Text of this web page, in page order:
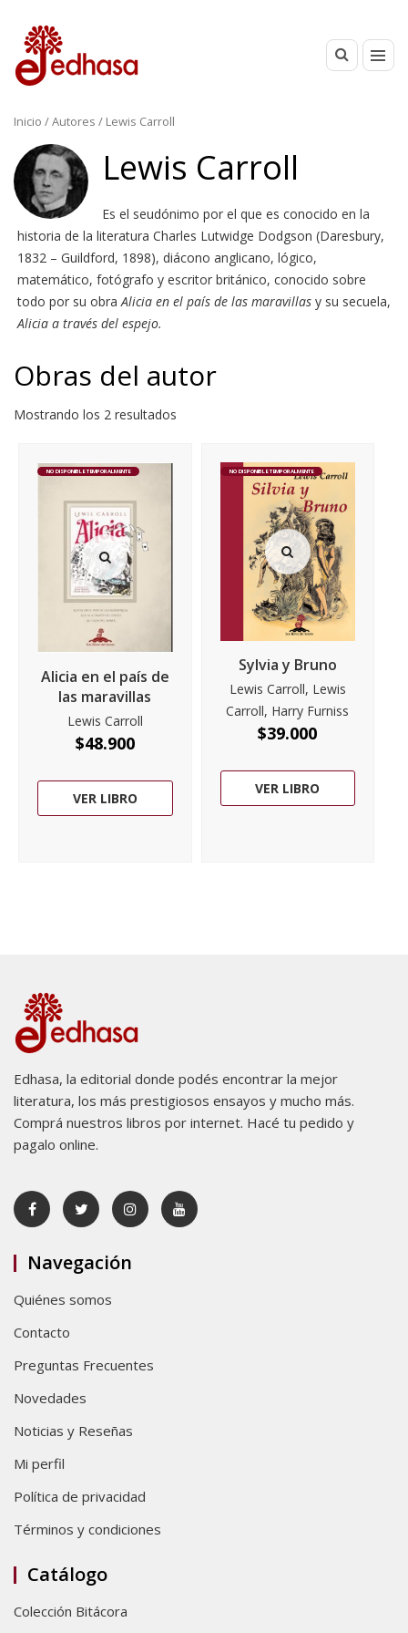
Inicio / Autores / Lewis Carroll
Lewis Carroll
Es el seudónimo por el que es conocido en la
historia de la literatura Charles Lutwidge Dodgson (Daresbury,
1832 – Guildford, 1898), diácono anglicano, lógico,
matemático, fotógrafo y escritor británico, conocido sobre
todo por su obraAlicia en el país de las maravillas y su secuela,
Alicia a través del espejo.
Obras del autor
Mostrando los 2 resultados
NO DISPONIBLE TEMPORALMENTE
Alicia en el país de
las maravillas
Lewis Carroll
$48.900
VER LIBRO
NO DISPONIBLE TEMPORALMENTE
Sylvia y Bruno
Lewis Carroll, Lewis
Carroll, Harry Furniss
$39.000
VER LIBRO
Edhasa, la editorial donde podés encontrar la mejor
literatura, los más prestigiosos ensayos y mucho más.
Comprá nuestros libros por internet. Hacé tu pedido y
pagalo online.
Navegación
Quiénes somos
Contacto
Preguntas Frecuentes
Novedades
Noticias y Reseñas
Mi perfil
Política de privacidad
Términos y condiciones
Catálogo
Colección Bitácora